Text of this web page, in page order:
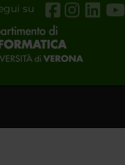
su